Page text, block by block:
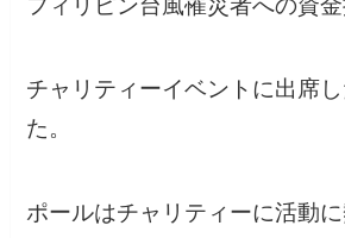
フィリピン台風罹災者への資金
チャリティーイベントに出席
た。
ポールはチャリティーに活動